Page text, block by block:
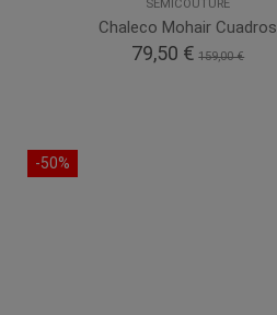
SEMICOUTURE
Chaleco Mohair Cuadros
79,50 € 159,00 €
-50%